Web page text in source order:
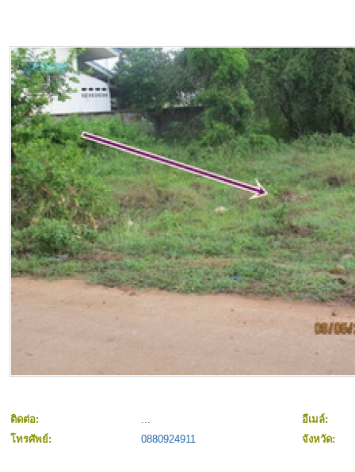
ติดต่อ: ...
อีเมล์:
โทรศัพย์:
0880924911 จังหวัด: